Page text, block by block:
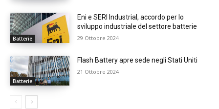
Batterie
Eni e SERI Industrial, accordo per lo
sviluppo industriale del settore batterie
29 Ottobre 2024
Batterie
Flash Battery apre sede negli Stati Uniti
21 Ottobre 2024